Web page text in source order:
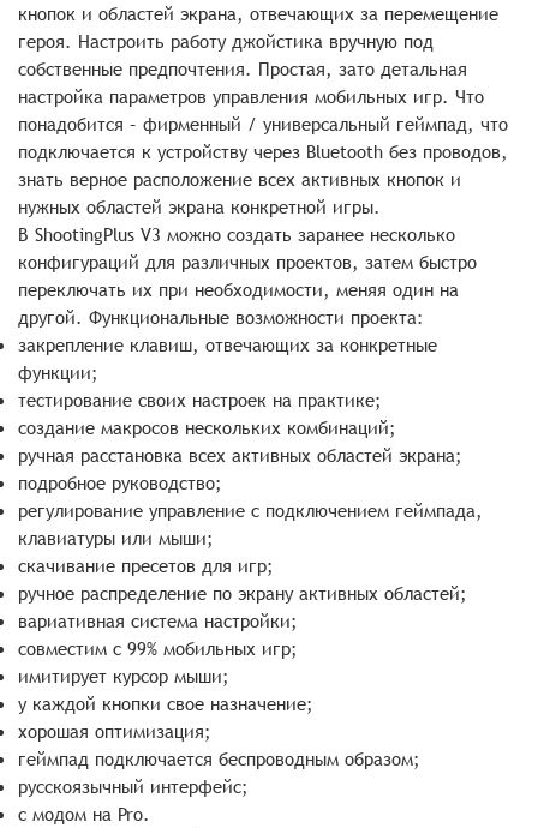
кнопок и областей экрана, отвечающих за перемещение
героя. Настроить работу джойстика вручную под
собственные предпочтения. Простая, зато детальная
настройка параметров управления мобильных игр. Что
понадобится – фирменный / универсальный геймпад, что
подключается к устройству через Bluetooth без проводов,
знать верное расположение всех активных кнопок и
нужных областей экрана конкретной игры.
В ShootingPlus V3 можно создать заранее несколько
конфигураций для различных проектов, затем быстро
переключать их при необходимости, меняя один на
другой. Функциональные возможности проекта:
закрепление клавиш, отвечающих за конкретные
функции;
тестирование своих настроек на практике;
создание макросов нескольких комбинаций;
ручная расстановка всех активных областей экрана;
подробное руководство;
регулирование управление с подключением геймпада,
клавиатуры или мыши;
скачивание пресетов для игр;
ручное распределение по экрану активных областей;
вариативная система настройки;
совместим с 99% мобильных игр;
имитирует курсор мыши;
у каждой кнопки свое назначение;
хорошая оптимизация;
геймпад подключается беспроводным образом;
русскоязычный интерфейс;
с модом на Pro.